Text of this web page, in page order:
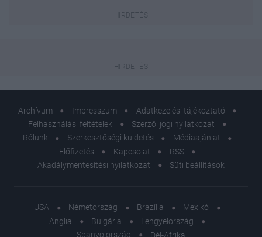
Archívum Impresszum
Adatkezelési tájékoztató
Felhasználási feltételek
Szerzői jogi nyilatkozat
Rólunk
Szerkesztőségi küldetés
Médiaajánlat
Előfizetés
Kapcsolat
RSS
Akadálymentesítési nyilatkozat
Süti beállítások
USA Németország Brazília
Mexikó
Anglia
Bulgária
Lengyelország
Spanyolország
Dél-Afrika